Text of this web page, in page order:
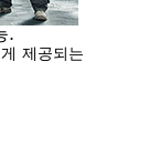
.
제공되는